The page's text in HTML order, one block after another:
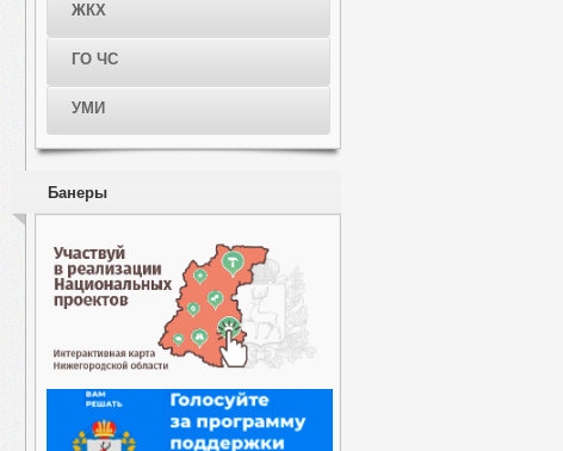
ЖКХ
ГО ЧС
УМИ
Банеры